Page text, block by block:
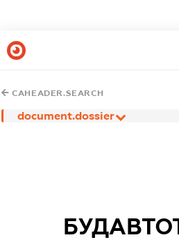
CAHEADER.SEARCH
document.dossier